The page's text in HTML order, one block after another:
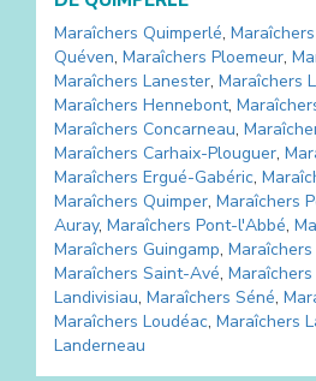
Maraîchers Quimperlé, Maraîchers
Quéven, Maraîchers Ploemeur,
Maraîchers Lanester, Maraîchers
Maraîchers Hennebont,
Maraîchers Concarneau,
Maraîchers Carhaix-Plouguer,
Maraîchers Ergué-Gabéric,
Maraîchers Quimper, Maraîchers
Auray, Maraîchers Pont-l'Abbé,
Maraîchers Guingamp, Maraîchers
Maraîchers Saint-Avé, Maraîchers
Landivisiau, Maraîchers Séné,
Maraîchers Loudéac, Maraîchers
Landerneau